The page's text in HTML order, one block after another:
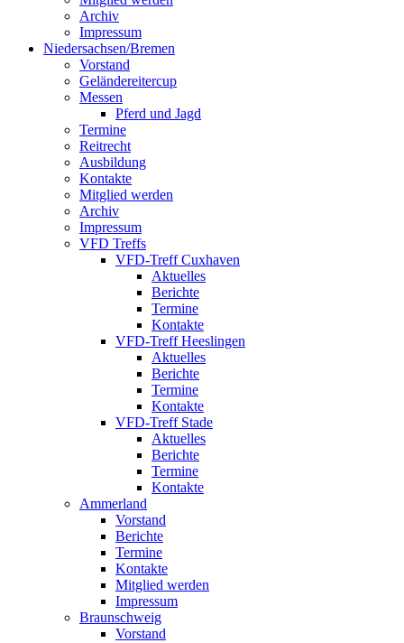
Archiv
Impressum
Niedersachsen/Bremen
Vorstand
Geländereitercup
Messen
Pferd und Jagd
Termine
Reitrecht
Ausbildung
Kontakte
Mitglied werden
Archiv
Impressum
VFD Treffs
VFD-Treff Cuxhaven
Aktuelles
Berichte
Termine
Kontakte
VFD-Treff Heeslingen
Aktuelles
Berichte
Termine
Kontakte
VFD-Treff Stade
Aktuelles
Berichte
Termine
Kontakte
Ammerland
Vorstand
Berichte
Termine
Kontakte
Mitglied werden
Impressum
Braunschweig
Vorstand